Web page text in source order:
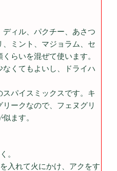
ィル、パクチー、あさつ
ミント、マジョラム、セ
らいを混ぜて使います。
なくてもよいし、ドライハ
パイスミックスです。キ
ークなので、フェヌグリ
ます。
。
入れて火にかけ、アクをす